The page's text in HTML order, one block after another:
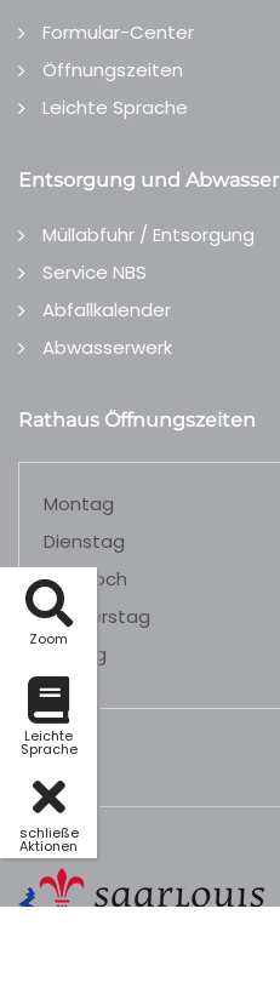
Zoom
Leichte
Sprache
schließe
Aktionen
Formular-Center
Öffnungszeiten
Leichte Sprache
Entsorgung und Abwasser
Müllabfuhr / Entsorgung
Service NBS
Abfallkalender
Abwasserwerk
Rathaus Öffnungszeiten
Montag
Dienstag
Mittwoch
Donnerstag
Freitag